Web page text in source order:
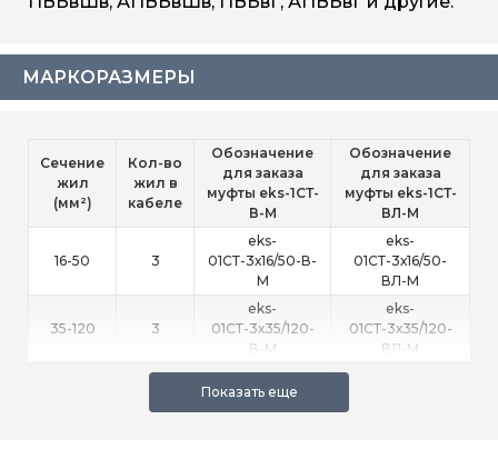
МАРКОРАЗМЕРЫ
Сечение
жил
(мм²)
Кол-во
жил в
кабеле
Обозначение
для заказа
муфты eks-1СТ-
В-М
Обозначение
для заказа
муфты eks-1СТ-
ВЛ-М
16-50 3
eks-
01CТ-3х16/50-В-
М
eks-
01CТ-3х16/50-
ВЛ-М
35-120 3
eks-
01CТ-3х35/120-
В-М
eks-
01CТ-3х35/120-
ВЛ-М
eks-
01CТ-3х150/240-
В-М